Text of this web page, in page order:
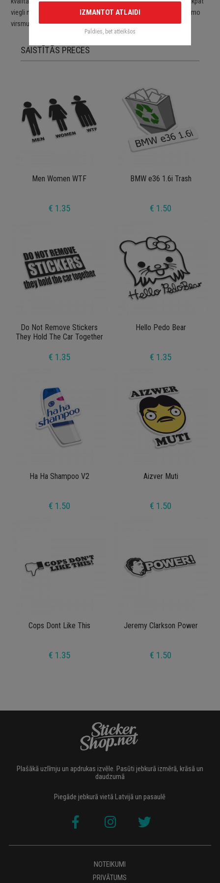
viegli noņemamas. Uzlīmes pēc to noņemšanas nebojā aplīmējamo
virsmu.
SAISTĪTĀS PRECES
Men Women WTF
€ 1.35
BMW e36 1.6i Trash
€ 1.50
Do Not Remove Stickers
They Hold The Car Together
€ 1.35
Hello Pedo Bear
€ 1.35
Ha Ha Shampoo V2
€ 1.50
Aizver Muti
€ 1.50
Cops Dont Like This
€ 1.35
Jeremy Clarkson Power
€ 1.50
Plašākā uzlīmju un apdrukas izvēle. Pasūti jebkurā izmērā, krāsā un
daudzumā
Piegāde jebkurā vietā Latvijā un pasaulē
NOTEIKUMI
PRIVĀTUMS
IZMANTOT ATLAIDI
Paldies, bet atteikšos